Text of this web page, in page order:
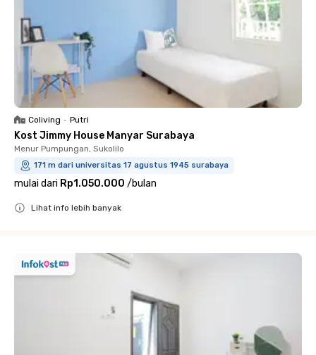
Coliving • Putri
Kost Jimmy House Manyar Surabaya
Menur Pumpungan, Sukolilo
171 m dari universitas 17 agustus 1945 surabaya
mulai dari Rp1.050.000 /bulan
Lihat info lebih banyak